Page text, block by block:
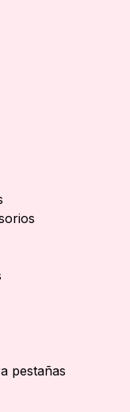
pestañas